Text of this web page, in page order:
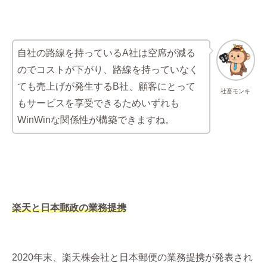
社畜モンキ
自社の路線を持っているA社は空席が減る
のでコストが下がり、路線を持っていなく
ても売上げが発生するB社、顧客にとって
もサービスを享受できるためいずれも
WinWinな関係性が構築できますね。
楽天と日本郵政の業務提携
2020年末、楽天株会社と日本郵便の業務提携が発表され